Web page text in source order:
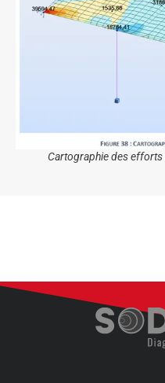
Cartographie des efforts